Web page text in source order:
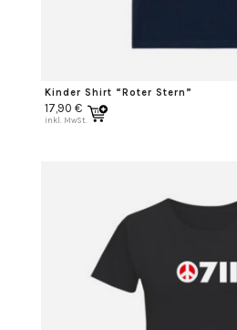
Kinder Shirt “Roter Stern”
17,90 €
inkl. MwSt.